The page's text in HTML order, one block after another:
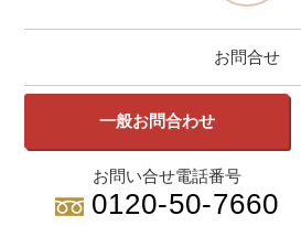
お問合せ
一般お問合わせ
お問い合せ電話番号
0120-50-7660